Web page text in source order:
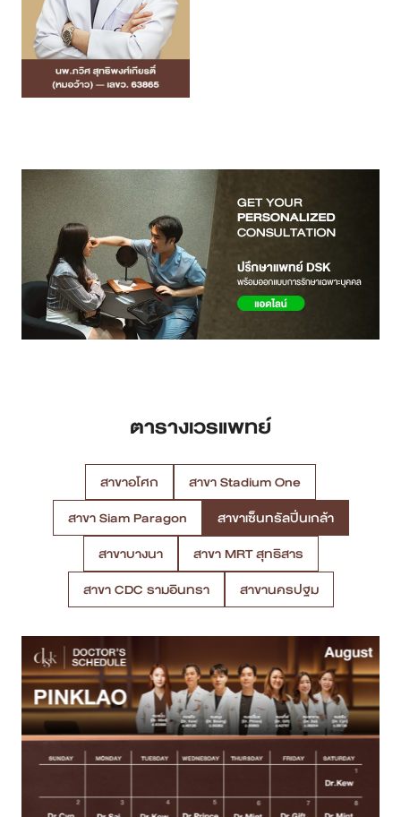
ตารางเวรแพทย์
สาขาอโศก
สาขา Stadium One
สาขา Siam Paragon
สาขาเซ็นทรัลปิ่นเกล้า
สาขาบางนา
สาขา MRT สุทธิสาร
สาขา CDC รามอินทรา
สาขานครปฐม